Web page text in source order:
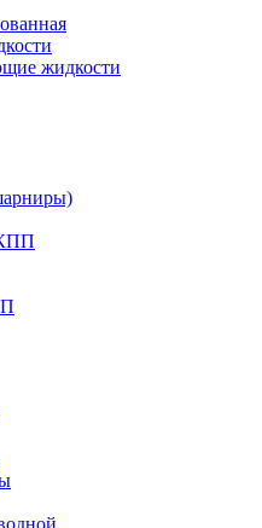
жидкости